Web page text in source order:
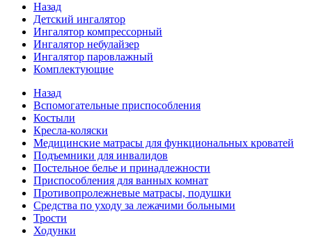
Назад
Детский ингалятор
Ингалятор компрессорный
Ингалятор небулайзер
Ингалятор паровлажный
Комплектующие
Назад
Вспомогательные приспособления
Костыли
Кресла-коляски
Медицинские матрасы для функциональных кроватей
Подъемники для инвалидов
Постельное белье и принадлежности
Приспособления для ванных комнат
Противопролежневые матрасы, подушки
Средства по уходу за лежачими больными
Трости
Ходунки